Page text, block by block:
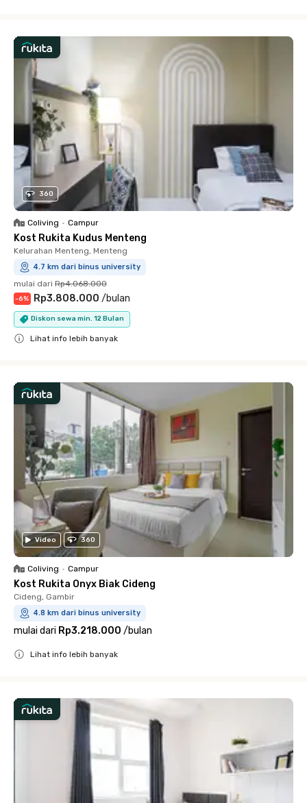
360
Coliving • Campur
Kost Rukita Kudus Menteng
Kelurahan Menteng, Menteng
4.7 km dari binus university
mulai dari Rp4.068.000
-6% Rp3.808.000 /bulan
Diskon sewa min. 12 Bulan
Lihat info lebih banyak
Video 360
Coliving • Campur
Kost Rukita Onyx Biak Cideng
Cideng, Gambir
4.8 km dari binus university
mulai dari Rp3.218.000 /bulan
Lihat info lebih banyak